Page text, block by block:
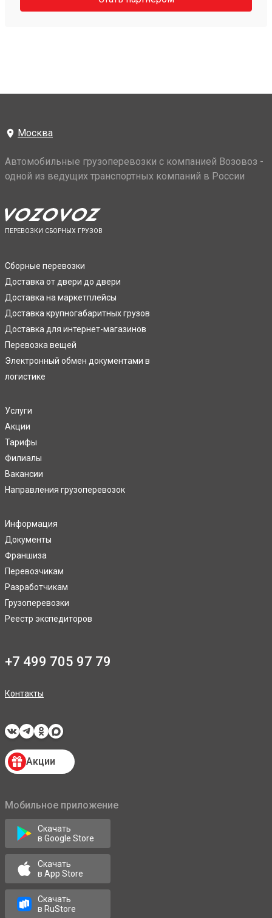
Москва
Автомобильные грузоперевозки с компанией Возовоз -
одной из ведущих транспортных компаний в России
ПЕРЕВОЗКИ СБОРНЫХ ГРУЗОВ
Сборные перевозки
Доставка от двери до двери
Доставка на маркетплейсы
Доставка крупногабаритных грузов
Доставка для интернет-магазинов
Перевозка вещей
Электронный обмен документами в
логистике
Услуги
Акции
Тарифы
Филиалы
Вакансии
Направления грузоперевозок
Информация
Документы
Франшиза
Перевозчикам
Разработчикам
Грузоперевозки
Реестр экспедиторов
+7 499 705 97 79
Контакты
Акции
Мобильное приложение
Скачать
в Google Store
Скачать
в App Store
Скачать
в RuStore